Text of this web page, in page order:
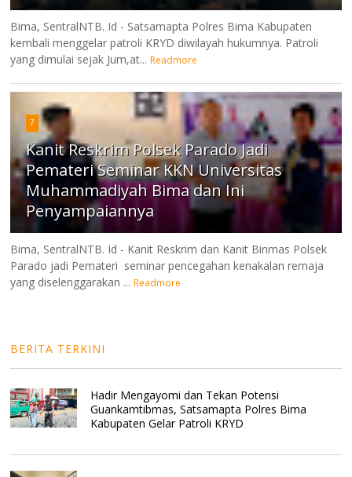
Bima, SentralNTB. Id - Satsamapta Polres Bima Kabupaten
kembali menggelar patroli KRYD diwilayah hukumnya. Patroli
yang dimulai sejak Jum,at... Readmore
7
Kanit Reskrim Polsek Parado Jadi
Pemateri Seminar KKN Universitas
Muhammadiyah Bima dan Ini
Penyampaiannya
Bima, SentralNTB. Id - Kanit Reskrim dan Kanit Binmas Polsek
Parado jadi Pemateri seminar pencegahan kenakalan remaja
yang diselenggarakan ... Readmore
BERITA TERKINI
Hadir Mengayomi dan Tekan Potensi
Guankamtibmas, Satsamapta Polres Bima
Kabupaten Gelar Patroli KRYD